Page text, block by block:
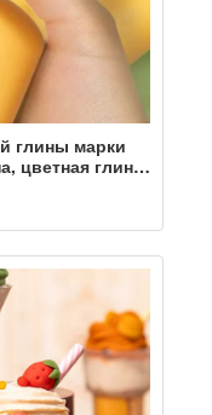
глины марки
цветная глина
сада,
для игрушек
12-цветный